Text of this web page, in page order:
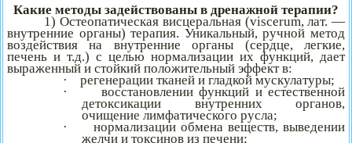
Какие методы задействованы в дренажной терапии?
1) Остеопатическая висцеральная (viscerum, лат. —
внутренние органы) терапия. Уникальный, ручной метод
воздействия на внутренние органы (сердце, легкие,
печень и т.д.) с целью нормализации их функций, дает
выраженный и стойкий положительный эффект в:
· регенерации тканей и гладкой мускулатуры;
· восстановлении функций и естественной
детоксикации внутренних органов,
очищение лимфатического русла;
· нормализации обмена веществ, выведении
желчи и токсинов из печени;